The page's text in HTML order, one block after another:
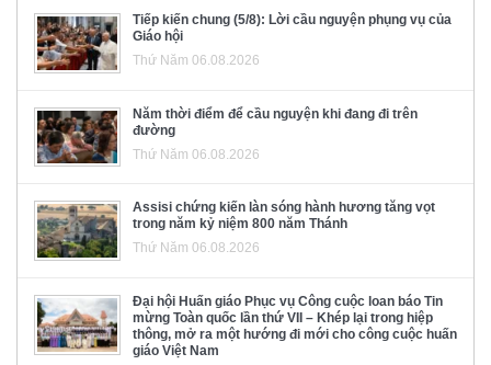
Tiếp kiến chung (5/8): Lời cầu nguyện phụng vụ của
Giáo hội
Thứ Năm 06.08.2026
Năm thời điểm để cầu nguyện khi đang đi trên
đường
Thứ Năm 06.08.2026
Assisi chứng kiến làn sóng hành hương tăng vọt
trong năm kỷ niệm 800 năm Thánh
Thứ Năm 06.08.2026
Đại hội Huấn giáo Phục vụ Công cuộc loan báo Tin
mừng Toàn quốc lần thứ VII – Khép lại trong hiệp
thông, mở ra một hướng đi mới cho công cuộc huấn
giáo Việt Nam